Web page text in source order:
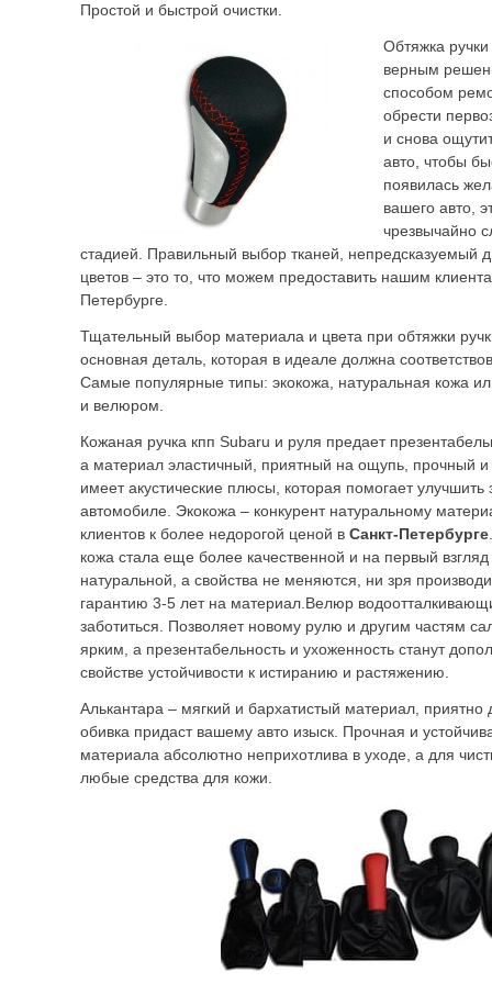
Простой и быстрой очистки.
Обтяжка
верным
способом
обрести
и снова
авто, чтобы
появилась
вашего авто,
чрезвычайно
стадией. Правильный выбор тканей, непредсказуемый
цветов – это то, что можем предоставить нашим
Петербурге.
Тщательный выбор материала и цвета при обтяжки
основная деталь, которая в идеале должна
Самые популярные типы: экокожа, натуральная кожа
и велюром.
Кожаная ручка кпп Subaru и руля предает
а материал эластичный, приятный на ощупь, прочный и
имеет акустические плюсы, которая помогает улучшить
автомобиле. Экокожа – конкурент натуральному
клиентов к более недорогой ценой в Санкт-Петербурге
кожа стала еще более качественной и на первый взгляд
натуральной, а свойства не меняются, ни зря
гарантию 3-5 лет на материал.Велюр
заботиться. Позволяет новому рулю и другим частям
ярким, а презентабельность и ухоженность станут
свойстве устойчивости к истиранию и растяжению.
Алькантара – мягкий и бархатистый материал, приятно
обивка придаст вашему авто изыск. Прочная и
материала абсолютно неприхотлива в уходе, а для
любые средства для кожи.